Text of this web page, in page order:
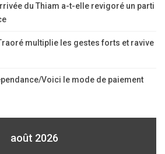
du Thiam a-t-elle revigoré un parti
multiplie les gestes forts et ravive
Voici le mode de paiement
août 2026